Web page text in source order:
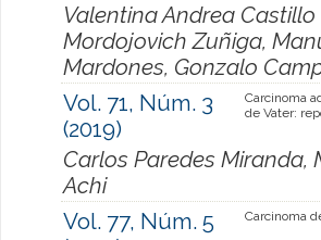
Valentina Andrea
Mordojovich Zuñiga,
Mardones, Gonzalo
Vol. 71, Núm. 3
(2019)
Carcinoma
de Vater:
Carlos Paredes Miranda,
Achi
Vol. 77, Núm. 5
Carcinoma